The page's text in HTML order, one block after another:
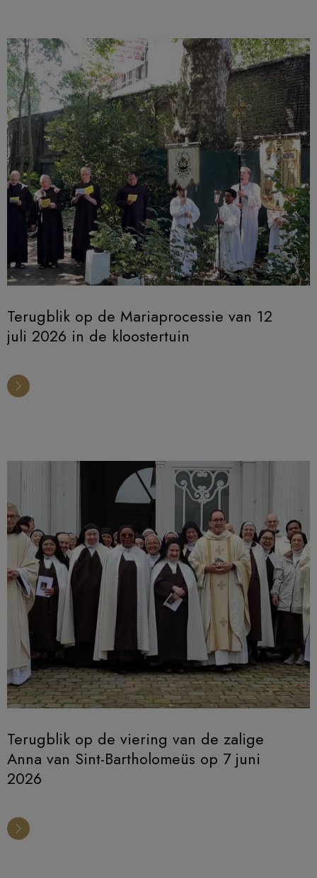
Terugblik op de Mariaprocessie van 12
juli 2026 in de kloostertuin
Terugblik op de viering van de zalige
Anna van Sint-Bartholomeüs op 7 juni
2026